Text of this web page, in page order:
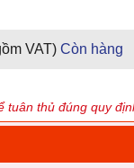
VAT) Còn hàng
thủ đúng quy